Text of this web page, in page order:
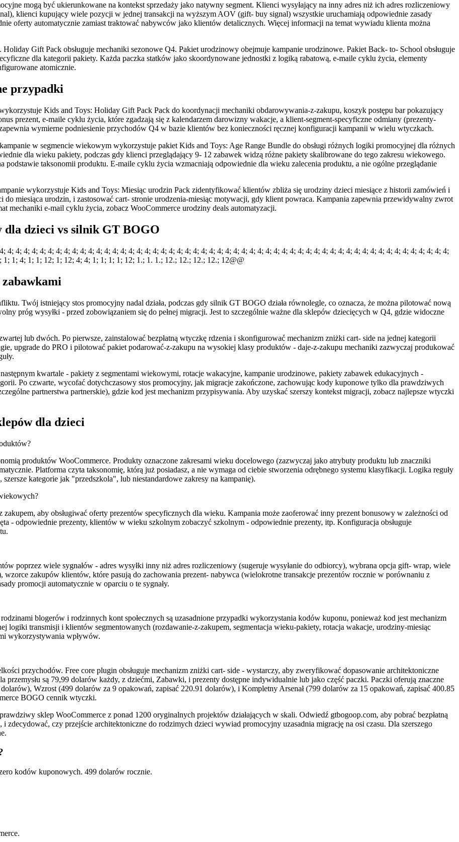
mogą być ukierunkowane na kontekst sprzedaży jako natywny segment. Klienci wysyłający na inny adres niż ich adres rozliczeniowy
klienci kupujący wiele pozycji w jednej transakcji na wyższym AOV (gift- buy signal) wszystkie uruchamiają odpowiednie zasady
oferty automatycznie zamiast traktować nabywców jako klientów detalicznych. Więcej informacji na temat wywiadu klienta można
Gift Pack obsługuje mechaniki sezonowe Q4. Pakiet urodzinowy obejmuje kampanie urodzinowe. Pakiet Back- to- School obsługuje
dla kategorii pakiety. Każda paczka statków jako skoordynowane jednostki z logiką rabatową, e-maile cyklu życia, elementy
atomicznie.
przypadki
Kids and Toys: Holiday Gift Pack Pack do koordynacji mechaniki obdarowywania-z-zakupu, koszyk postępu bar pokazujący
prezent, e-maile cyklu życia, które zgadzają się z kalendarzem darowizny wakacje, a klient-segment-specyficzne odmiany (prezenty-
wymierne podniesienie przychodów Q4 w bazie klientów bez konieczności ręcznej konfiguracji kampanii w wielu wtyczkach.
w segmencie wiekowym wykorzystuje pakiet Kids and Toys: Age Range Bundle do obsługi różnych logiki promocyjnej dla różnych
dla wieku pakiety, podczas gdy klienci przeglądający 9- 12 zabawek widzą różne pakiety skalibrowane do tego zakresu wiekowego.
podstawie taksonomii produktu. E-maile cyklu życia wzmacniają odpowiednie dla wieku zalecenia produktu, a nie ogólne przeglądanie
wykorzystuje Kids and Toys: Miesiąc urodzin Pack zidentyfikować klientów zbliża się urodziny dzieci miesiące z historii zamówień i
miesiąca urodzin, i zastosować cart- stronie urodzenia-miesiąc motywacji, gdy klient powraca. Kampania zapewnia przewidywalny zwrot
mechaniki e-mail cyklu życia, zobacz WooCommerce urodziny deals automatyzacji.
dzieci vs silnik GT BOGO
4; 4; 4; 4; 4; 4; 4; 4; 4; 4; 4; 4; 4; 4; 4; 4; 4; 4; 4; 4; 4; 4; 4; 4; 4; 4; 4; 4; 4; 4; 4; 4; 4; 4; 4; 4; 4; 4; 4; 4; 4; 4; 4; 4; 4; 4; 4; 4; 4; 4; 4; 4; 4; 4; 4;
1; 4; 1; 1; 12; 1; 12; 4; 4; 1; 1; 1; 1; 12; 1.; 1. 1.; 12.; 12.; 12.; 12.; 12@@
Twój istniejący stos promocyjny nadal działa, podczas gdy silnik GT BOGO działa równolegle, co oznacza, że można pilotować nową
próg wysyłki - przed zobowiązaniem się do pełnej migracji. Jest to szczególnie ważne dla sklepów dziecięcych w Q4, gdzie widoczne
lub dwóch. Po pierwsze, zainstalować bezpłatną wtyczkę rdzenia i skonfigurować mechanizm zniżki cart- side na jednej kategorii
upgrade do PRO i pilotować pakiet podarować-z-zakupu na wysokiej klasy produktów - daje-z-zakupu mechaniki zazwyczaj produkować
kwartale - pakiety z segmentami wiekowymi, rotacje wakacyjne, kampanie urodzinowe, pakiety zabawek edukacyjnych -
Po czwarte, wycofać dotychczasowy stos promocyjny, jak migracje zakończone, zachowując kody kuponowe tylko dla prawdziwych
partnerstwa partnerskie), gdzie kod jest mechanizm przypisywania. Aby uzyskać szerszy kontekst migracji, zobacz najlepsze wtyczki
dla dzieci
produktów WooCommerce. Produkty oznaczone zakresami wieku docelowego (zazwyczaj jako atrybuty produktu lub znaczniki
Platforma czyta taksonomię, którą już posiadasz, a nie wymaga od ciebie stworzenia odrębnego systemu klasyfikacji. Logika reguły
kategorie jak "przedszkola", lub niestandardowe zakresy na kampanię).
aby obsługiwać oferty prezentów specyficznych dla wieku. Kampania może zaoferować inny prezent bonusowy w zależności od
- odpowiednie prezenty, klientów w wieku szkolnym zobaczyć szkolnym - odpowiednie prezenty, itp. Konfiguracja obsługuje
poprzez wiele sygnałów - adres wysyłki inny niż adres rozliczeniowy (sugeruje wysyłanie do odbiorcy), wybrana opcja gift- wrap, wiele
zakupów klientów, które pasują do zachowania prezent- nabywca (wielokrotne transakcje prezentów rocznie w porównaniu z
promocji automatycznie w oparciu o te sygnały.
blogerów i rodzinnych kont społecznych są uzasadnione przypadki wykorzystania kodów kuponu, ponieważ kod jest mechanizm
logiki transmisji i klientów segmentowanych (rozdawanie-z-zakupem, segmentacja wieku-pakiety, rotacja wakacje, urodziny-miesiąc
wykorzystywania wpływów.
przychodów. Free core plugin obsługuje mechanizm zniżki cart- side - wystarczy, aby zweryfikować dopasowanie architektoniczne
są 79,99 dolarów każdy, z dziećmi, Zabawki, i prezenty dostępne indywidualnie lub jako część paczki. Paczki oferują znaczne
Wzrost (499 dolarów za 9 opakowań, zapisać 220.91 dolarów), i Kompletny Arsenał (799 dolarów za 15 opakowań, zapisać 400.85
BOGO cennik wtyczki.
sklep WooCommerce z ponad 1200 oryginalnych projektów działających w skali. Odwiedź gtbogoop.com, aby pobrać bezpłatną
czy przejście architektoniczne do rodzimych dzieci wywiad promocyjny uzasadnia migrację na osi czasu. Dla szerszego
kodów kuponowych. 499 dolarów rocznie.